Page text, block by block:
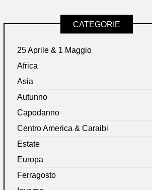
CATEGORIE
25 Aprile & 1 Maggio
Africa
Asia
Autunno
Capodanno
Centro America & Caraibi
Estate
Europa
Ferragosto